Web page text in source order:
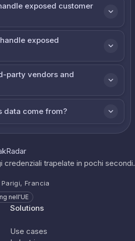
exposed customer
exposed
party vendors and
data come from?
credenziali trapelate in pochi secondi.
Francia
nell'UE
Solutions
Use cases